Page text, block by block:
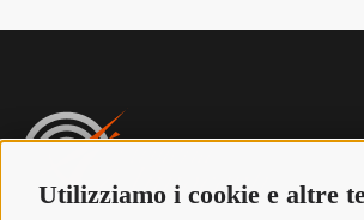
Utilizziamo i cookie e altre